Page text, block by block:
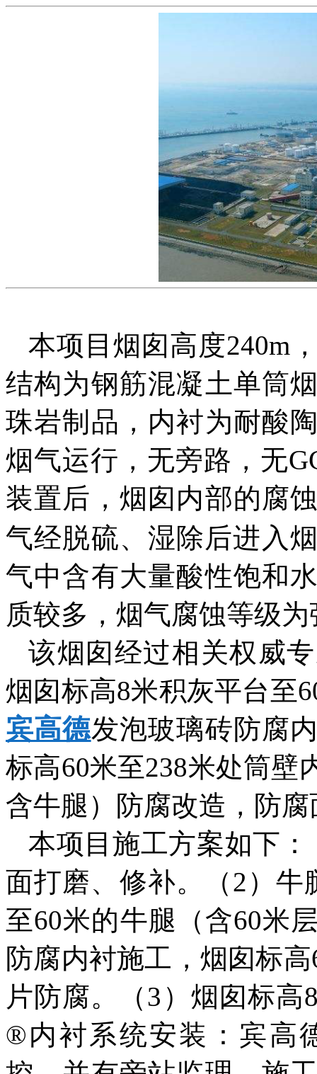
本项目烟囱高度240m
结构为钢筋混凝土单筒
珠岩制品 ， 内衬为耐酸
烟气运行，无旁路，无
装置后，烟囱内部的腐
气经脱硫、湿除后进入
气中含有大量酸性饱和
质较多，烟气腐蚀等级
该烟囱经过相关权威
烟囱标高8米积灰平台至
宾高德发泡玻璃砖防腐
标高60米至238米处筒壁
含牛腿）防腐改造，防
本项目 施工方案如下：
面打磨、修补。 （2 ）牛
至60米的牛腿（含60米
防腐内衬施工，烟囱标高
片防腐。 （3 ）烟囱标高
®内衬系统安装 ： 宾高